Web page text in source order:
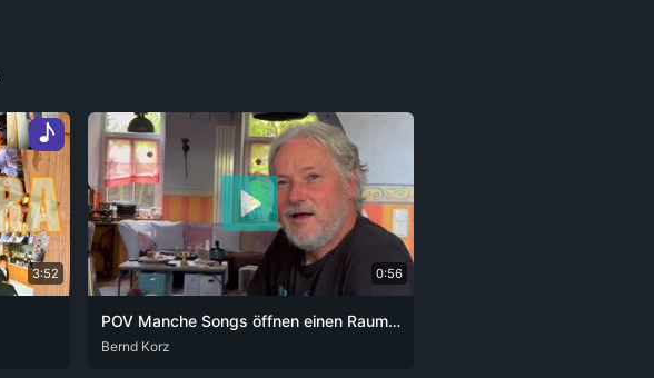
♪
3:52 0:56
POV Manche Songs öffnen einen Raum. Du steigst rein und weißt nicht mehr, wie lange du schon drin bist.
DEU
Bernd Korz